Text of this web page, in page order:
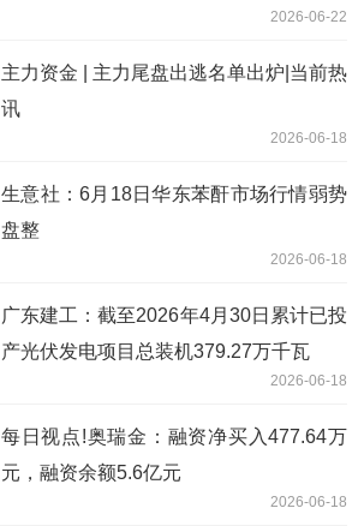
2026-06-22
主力资金 | 主力尾盘出逃名单出炉|当前热
讯
2026-06-18
生意社：6月18日华东苯酐市场行情弱势
盘整
2026-06-18
广东建工：截至2026年4月30日累计已投
产光伏发电项目总装机379.27万千瓦
2026-06-18
每日视点!奥瑞金：融资净买入477.64万
元，融资余额5.6亿元
2026-06-18